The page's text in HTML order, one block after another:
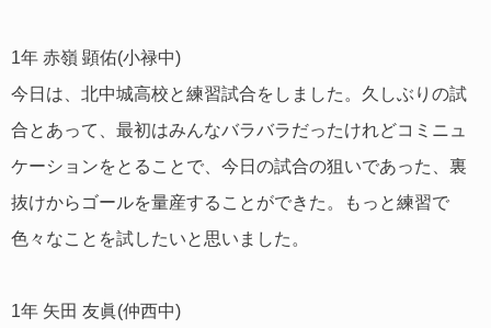
1年 赤嶺 顕佑(小禄中)
今日は、北中城高校と練習試合をしました。久しぶりの試
合とあって、最初はみんなバラバラだったけれどコミニュ
ケーションをとることで、今日の試合の狙いであった、裏
抜けからゴールを量産することができた。もっと練習で
色々なことを試したいと思いました。
1年 矢田 友眞(仲西中)